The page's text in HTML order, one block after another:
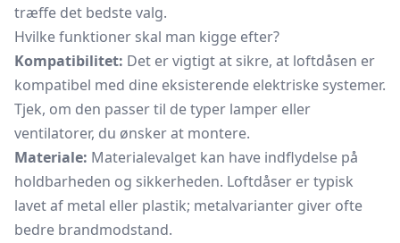
træffe det bedste valg.
Hvilke funktioner skal man kigge efter?
Kompatibilitet: Det er vigtigt at sikre, at loftdåsen er
kompatibel med dine eksisterende elektriske systemer.
Tjek, om den passer til de typer lamper eller
ventilatorer, du ønsker at montere.
Materiale: Materialevalget kan have indflydelse på
holdbarheden og sikkerheden. Loftdåser er typisk
lavet af metal eller plastik; metalvarianter giver ofte
bedre brandmodstand.